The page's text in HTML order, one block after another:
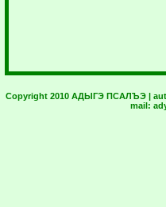
Copyright 2010 АДЫГЭ ПСАЛЪЭ |
mail: